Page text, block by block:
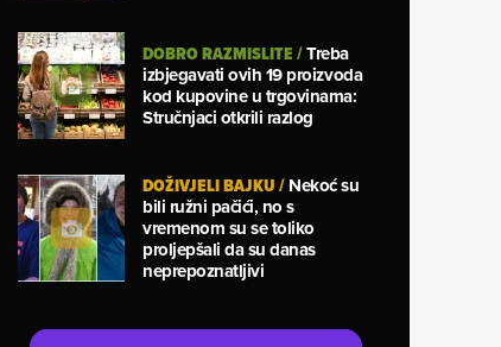
DOBRO RAZMISLITE/Treba
izbjegavati ovih 19 proizvoda
kod kupovine u trgovinama:
Stručnjaci otkrili razlog
DOŽIVJELI BAJKU/Nekoć su
bili ružni pačići, no s
vremenom su se toliko
proljepšali da su danas
neprepoznatljivi